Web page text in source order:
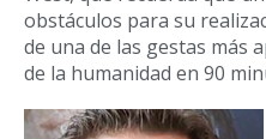
obstáculos para su
de una de las gestas más
de la humanidad en 90